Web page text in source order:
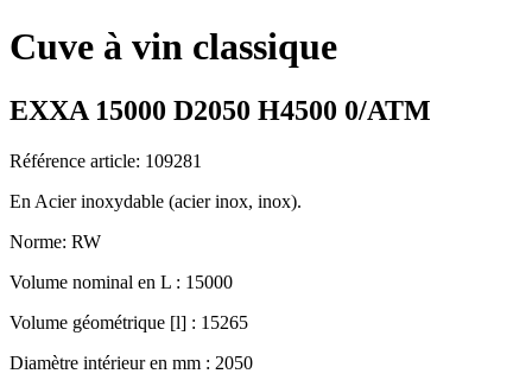
Cuve à vin classique
EXXA 15000 D2050 H4500 0/ATM
Référence article: 109281
En Acier inoxydable (acier inox, inox).
Norme: RW
Volume nominal en L : 15000
Volume géométrique [l] : 15265
Diamètre intérieur en mm : 2050